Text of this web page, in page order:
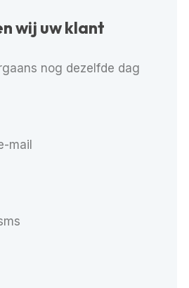
wij uw klant
nog dezelfde dag
mail